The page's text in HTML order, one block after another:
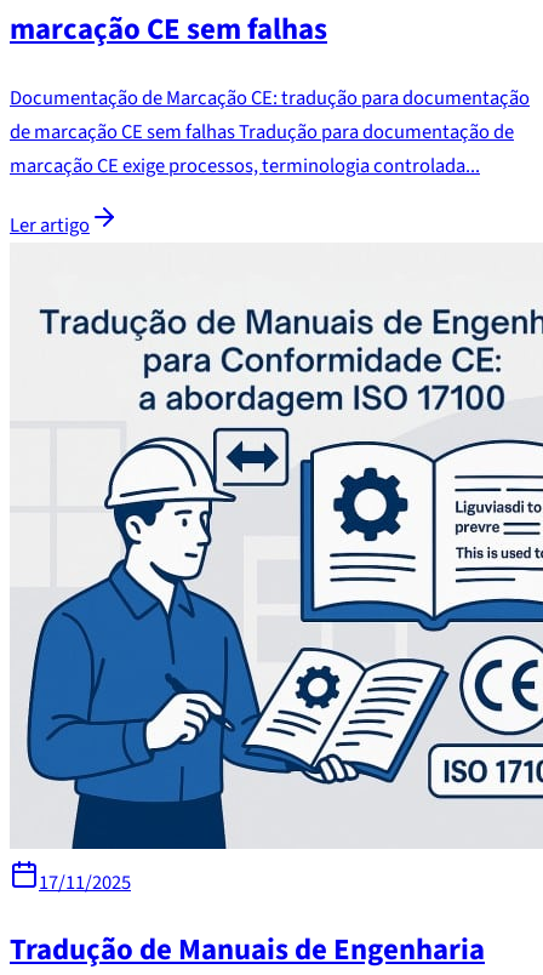
marcação CE sem falhas
Documentação de Marcação CE: tradução para documentação
de marcação CE sem falhas Tradução para documentação de
marcação CE exige processos, terminologia controlada...
Ler artigo
17/11/2025
Tradução de Manuais de Engenharia